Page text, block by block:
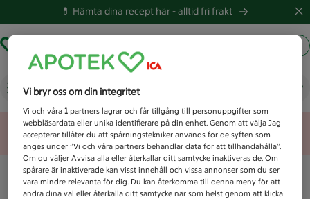
💊 Hämta dina recept här -alltid fri frakt
Vad letar du efter idag?
Unknown error
Vi bryr oss om din integritet
Vi och våra1 partners lagrar och får tillgång till personuppgifter som
webbläsardata eller unika identifierare på din enhet. Genom att välja Jag
accepterar tillåter du att spårningstekniker används för de syften som
anges under ”Vi och våra partners behandlar data för att tillhandahålla”.
Om du väljer Avvisa alla eller återkallar ditt samtycke inaktiveras de. Om
spårare är inaktiverade kan visst innehåll och vissa annonser som du ser
vara mindre relevanta för dig. Du kan återkomma till denna meny för att
ändra dina val eller återkalla ditt samtycke när som helst genom att klicka